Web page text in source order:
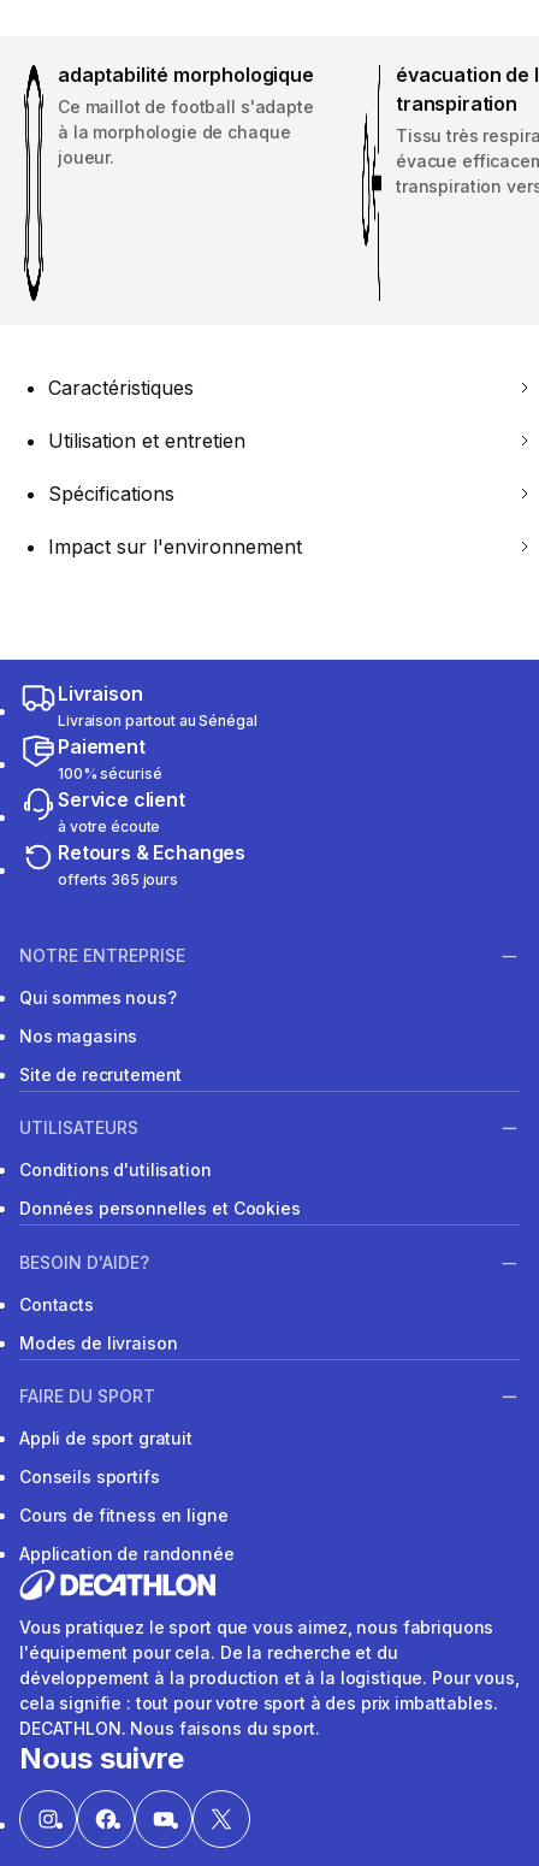
adaptabilité morphologique
Ce maillot de football s'adapte
à la morphologie de chaque
joueur.
évacuation de
transpiration
Tissu très
évacue
transpiration
Caractéristiques
Utilisation et entretien
Spécifications
Impact sur l'environnement
Livraison
Livraison partout au Sénégal
Paiement
100% sécurisé
Service client
à votre écoute
Retours & Echanges
offerts 365 jours
NOTRE ENTREPRISE
Qui sommes nous?
Nos magasins
Site de recrutement
UTILISATEURS
Conditions d'utilisation
Données personnelles et Cookies
BESOIN D'AIDE?
Contacts
Modes de livraison
FAIRE DU SPORT
Appli de sport gratuit
Conseils sportifs
Cours de fitness en ligne
Application de randonnée
Vous pratiquez le sport que vous aimez, nous fabriquons
l'équipement pour cela. De la recherche et du
développement à la production et à la logistique. Pour vous,
cela signifie : tout pour votre sport à des prix imbattables.
DECATHLON. Nous faisons du sport.
Nous suivre